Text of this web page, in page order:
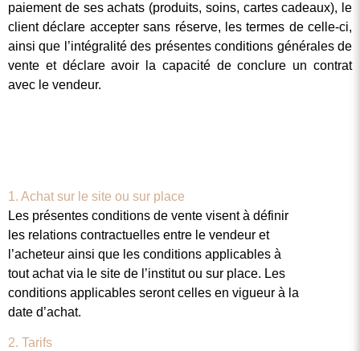
paiement de ses achats (produits, soins, cartes cadeaux), le
client déclare accepter sans réserve, les termes de celle-ci,
ainsi que l’intégralité des présentes conditions générales de
vente et déclare avoir la capacité de conclure un contrat
avec le vendeur.
1. Achat sur le site ou sur place
Les présentes conditions de vente visent à définir
les relations contractuelles entre le vendeur et
l’acheteur ainsi que les conditions applicables à
tout achat via le site de l’institut ou sur place. Les
conditions applicables seront celles en vigueur à la
date d’achat.
2. Tarifs